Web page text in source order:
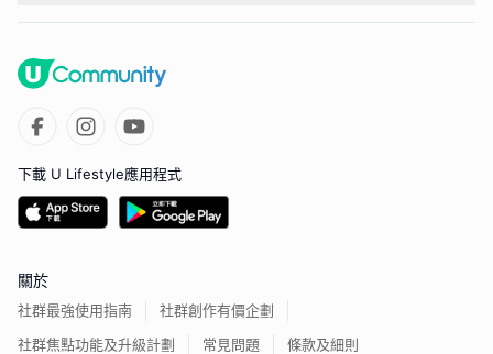
下載 U Lifestyle應用程式
關於
社群最強使用指南
社群創作有價企劃
社群焦點功能及升級計劃
常見問題 條款及細則